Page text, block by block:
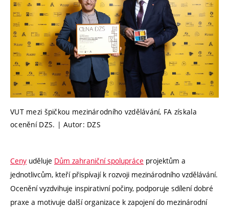
VUT mezi špičkou mezinárodního vzdělávání, FA získala
ocenění DZS. | Autor: DZS
Ceny uděluje Dům zahraniční spolupráce projektům a
jednotlivcům, kteří přispívají k rozvoji mezinárodního vzdělávání.
Ocenění vyzdvihuje inspirativní počiny, podporuje sdílení dobré
praxe a motivuje další organizace k zapojení do mezinárodní